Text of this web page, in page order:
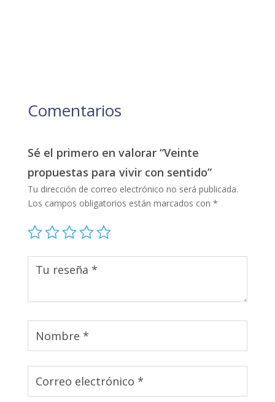
Comentarios
Sé el primero en valorar “Veinte
propuestas para vivir con sentido”
Tu dirección de correo electrónico no será publicada.
Los campos obligatorios están marcados con *